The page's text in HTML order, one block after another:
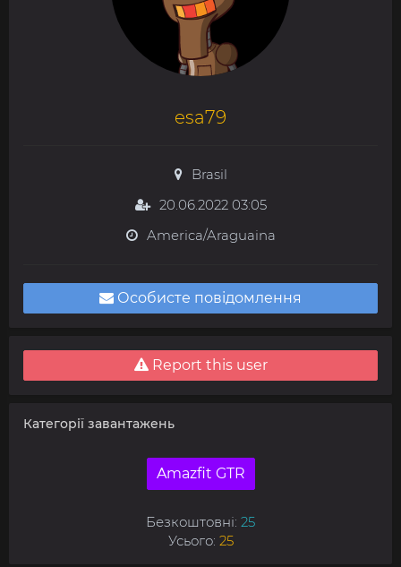
esa79
Brasil
20.06.2022 03:05
America/Araguaina
Особисте повідомлення
Report this user
Категорії завантажень
Amazfit GTR
Безкоштовні: 25
Усього: 25